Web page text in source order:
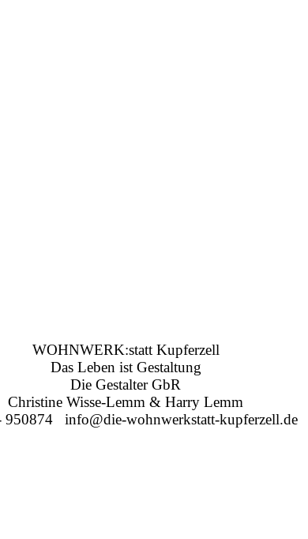
WOHNWERK:statt Kupferzell
Das Leben ist Gestaltung
Die Gestalter GbR
Christine Wisse-Lemm & Harry Lemm
950874 info@die-wohnwerkstatt-kupferzell.de